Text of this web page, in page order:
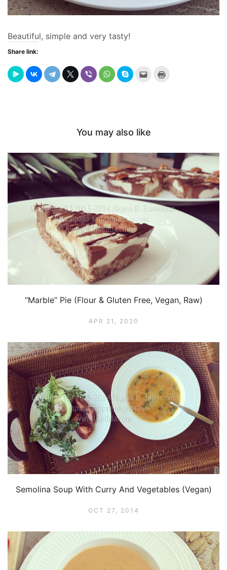
Beautiful, simple and very tasty!
Share link:
Send
this
You may also like
“Marble” Pie (Flour & Gluten Free, Vegan, Raw)
APR 21, 2020
Semolina Soup With Curry And Vegetables (Vegan)
OCT 27, 2014